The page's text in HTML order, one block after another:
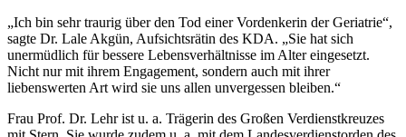
„Ich bin sehr traurig über den Tod einer Vordenkerin der Geriatrie“,
sagte Dr. Lale Akgün, Aufsichtsrätin des KDA. „Sie hat sich
unermüdlich für bessere Lebensverhältnisse im Alter eingesetzt.
Nicht nur mit ihrem Engagement, sondern auch mit ihrer
liebenswerten Art wird sie uns allen unvergessen bleiben.“
Frau Prof. Dr. Lehr ist u. a. Trägerin des Großen Verdienstkreuzes